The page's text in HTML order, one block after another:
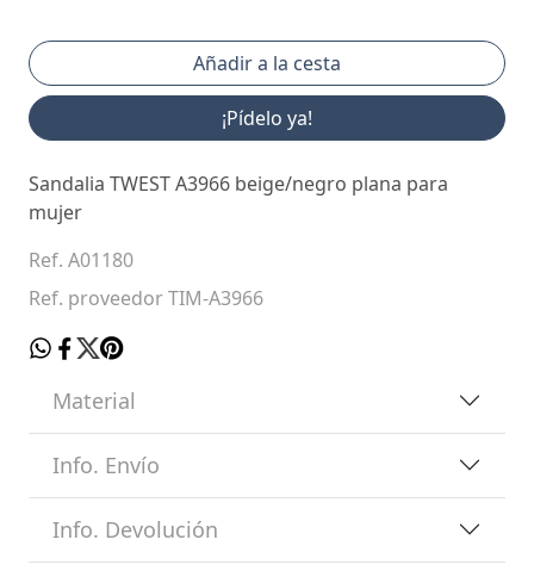
¡Pídelo ya!
Sandalia TWEST A3966 beige/negro plana para
mujer
Ref. A01180
Ref. proveedor TIM-A3966
Material
Info. Envío
Info. Devolución